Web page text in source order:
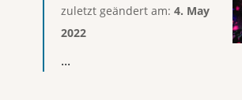
zuletzt geändert am: 4. May
2022
...